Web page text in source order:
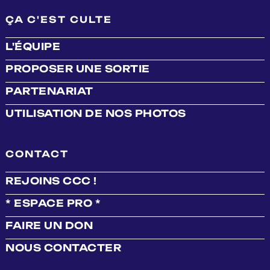
ÇA C'EST CULTE
L'ÉQUIPE
PROPOSER UNE SORTIE
PARTENARIAT
UTILISATION DE NOS PHOTOS
CONTACT
REJOINS CCC !
* ESPACE PRO *
FAIRE UN DON
NOUS CONTACTER